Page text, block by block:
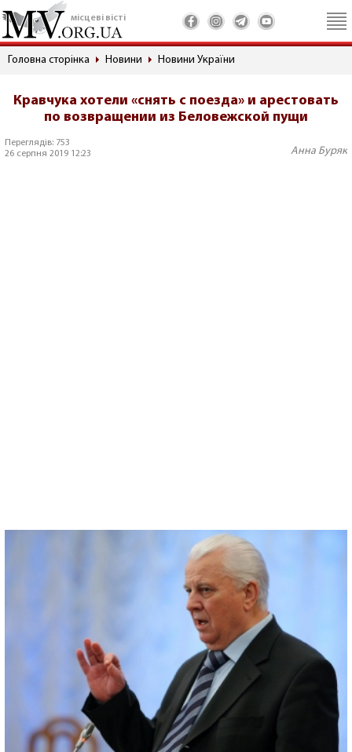
місцеві вісті
Головна сторінка Новини Новини України
Кравчука хотели «снять с поезда» и арестовать
по возвращении из Беловежской пущи
Переглядів: 753
26 серпня 2019 12:23
Анна Буряк